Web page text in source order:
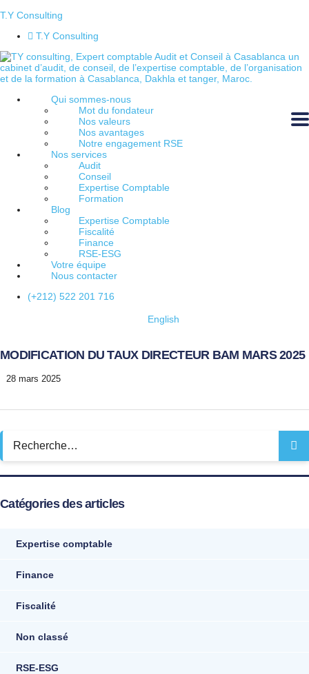
T.Y Consulting
T.Y Consulting
Qui sommes-nous
Mot du fondateur
Nos valeurs
Nos avantages
Notre engagement RSE
Nos services
Audit
Conseil
Expertise Comptable
Formation
Blog
Expertise Comptable
Fiscalité
Finance
RSE-ESG
Votre équipe
Nous contacter
(+212) 522 201 716
English
MODIFICATION DU TAUX DIRECTEUR BAM MARS 2025
28 mars 2025
Catégories des articles
Expertise comptable
Finance
Fiscalité
Non classé
RSE-ESG